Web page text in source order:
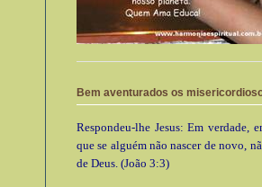
Bem aventurados os
Respondeu-lhe Jesus: Em verdade,
que se alguém não nascer de novo,
de Deus. (João 3:3)